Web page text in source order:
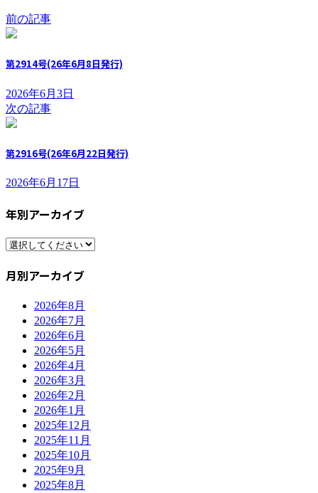
前の記事
第2914号(26年6月8日発行)
2026年6月3日
次の記事
第2916号(26年6月22日発行)
2026年6月17日
年別アーカイブ
月別アーカイブ
2026年8月
2026年7月
2026年6月
2026年5月
2026年4月
2026年3月
2026年2月
2026年1月
2025年12月
2025年11月
2025年10月
2025年9月
2025年8月